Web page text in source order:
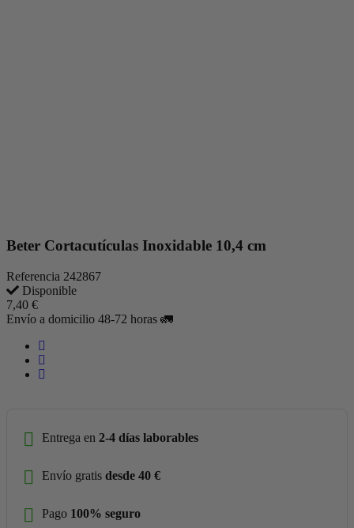
Beter Cortacutículas Inoxidable 10,4 cm
Referencia 242867
Disponible
7,40 €
Envío a domicilio 48-72 horas 🚛
Entrega en 2-4 días laborables
Envío gratis desde 40 €
Pago 100% seguro